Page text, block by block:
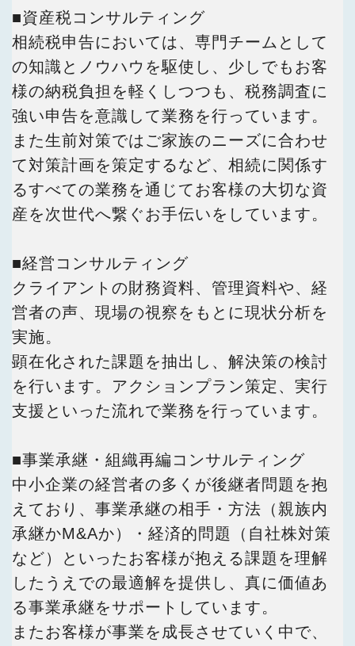
■資産税コンサルティング
相続税申告においては、専門チームとして
の知識とノウハウを駆使し、少しでもお客
様の納税負担を軽くしつつも、税務調査に
強い申告を意識して業務を行っています。
また生前対策ではご家族のニーズに合わせ
て対策計画を策定するなど、相続に関係す
るすべての業務を通じてお客様の大切な資
産を次世代へ繋ぐお手伝いをしています。
■経営コンサルティング
クライアントの財務資料、管理資料や、経
営者の声、現場の視察をもとに現状分析を
実施。
顕在化された課題を抽出し、解決策の検討
を行います。アクションプラン策定、実行
支援といった流れで業務を行っています。
■事業承継・組織再編コンサルティング
中小企業の経営者の多くが後継者問題を抱
えており、事業承継の相手・方法（親族内
承継かM&Aか）・経済的問題（自社株対策
など）といったお客様が抱える課題を理解
したうえでの最適解を提供し、真に価値あ
る事業承継をサポートしています。
またお客様が事業を成長させていく中で、